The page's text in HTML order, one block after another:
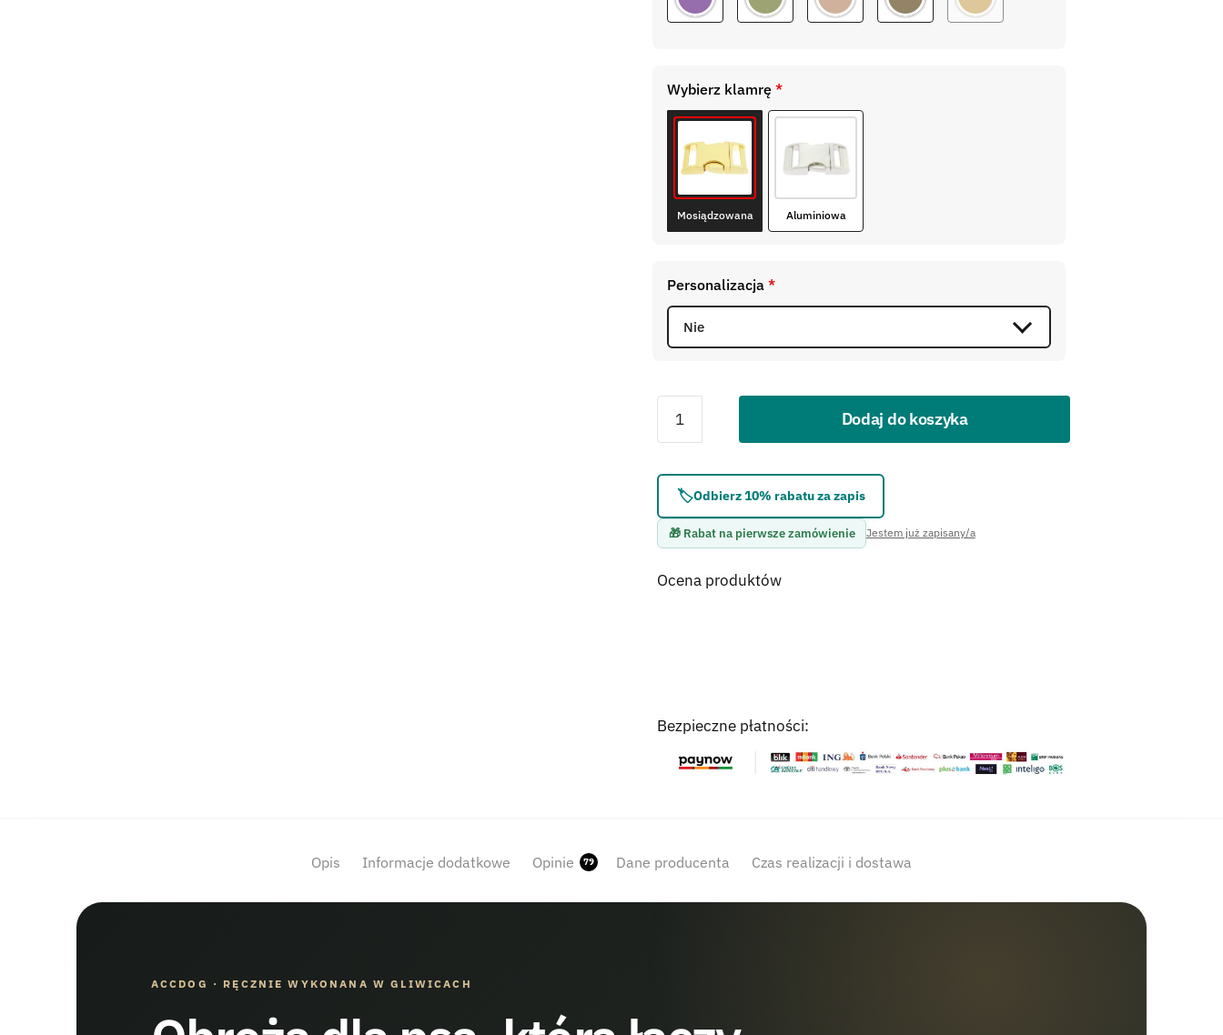
Wybierz klamrę *
Mosiądzowana Aluminiowa
Personalizacja *
Dodaj do koszyka
🏷️Odbierz 10% rabatu za zapis
🎁 Rabat na pierwsze zamówienie Jestem już zapisany/a
Ocena produktów
Bezpieczne płatności:
Opis Informacje dodatkowe Opinie 79 Dane producenta Czas realizacji i dostawa
ACCDOG · RĘCZNIE WYKONANA W GLIWICACH